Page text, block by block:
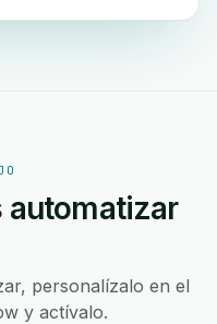
automatizar
personalízalo en el
y actívalo.